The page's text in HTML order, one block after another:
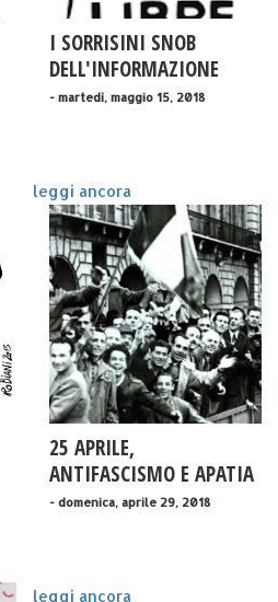
I SORRISINI SNOB
DELL'INFORMAZIONE
"LIBERA" ITALIANA
- martedì, maggio 15, 2018
leggi ancora
25 APRILE,
ANTIFASCISMO E APATIA
GIOVANILE: DIAMO I
- domenica, aprile 29, 2018
leggi ancora